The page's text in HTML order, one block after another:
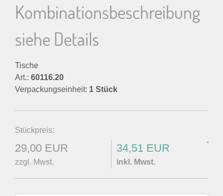
Kombinationsbeschreibung
siehe Details
Tische
Art.: 60116.20
Verpackungseinheit: 1 Stück
Stückpreis:
29,00 EUR
zzgl. Mwst.
34,51 EUR *
inkl. Mwst.